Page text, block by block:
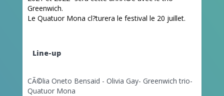
Greenwich.
Le Quatuor Mona cl?turera le festival le 20 juillet.
Line-up
CÃ©lia Oneto Bensaid - Olivia Gay- Greenwich trio-
Quatuor Mona